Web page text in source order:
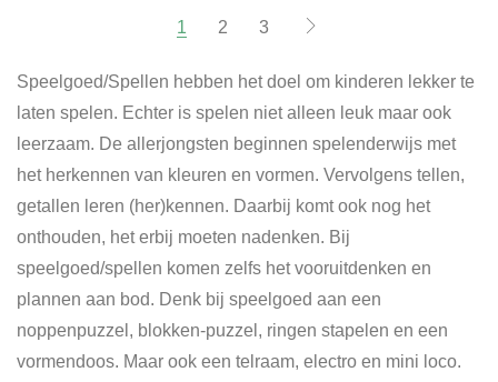
1 2 3
Speelgoed/Spellen hebben het doel om kinderen lekker te
laten spelen. Echter is spelen niet alleen leuk maar ook
leerzaam. De allerjongsten beginnen spelenderwijs met
het herkennen van kleuren en vormen. Vervolgens tellen,
getallen leren (her)kennen. Daarbij komt ook nog het
onthouden, het erbij moeten nadenken. Bij
speelgoed/spellen komen zelfs het vooruitdenken en
plannen aan bod. Denk bij speelgoed aan een
noppenpuzzel, blokken-puzzel, ringen stapelen en een
vormendoos. Maar ook een telraam, electro en mini loco.